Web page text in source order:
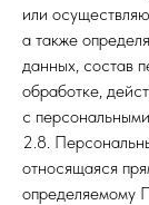
или
а также
данных, состав
обработке,
с
2.8.
относящаяся
определяемому